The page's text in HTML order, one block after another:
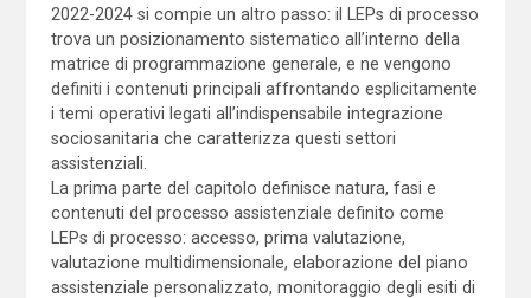
2022-2024 si compie un altro passo: il LEPs di processo
trova un posizionamento sistematico all’interno della
matrice di programmazione generale, e ne vengono
definiti i contenuti principali affrontando esplicitamente
i temi operativi legati all’indispensabile integrazione
sociosanitaria che caratterizza questi settori
assistenziali.
La prima parte del capitolo definisce natura, fasi e
contenuti del processo assistenziale definito come
LEPs di processo: accesso, prima valutazione,
valutazione multidimensionale, elaborazione del piano
assistenziale personalizzato, monitoraggio degli esiti di